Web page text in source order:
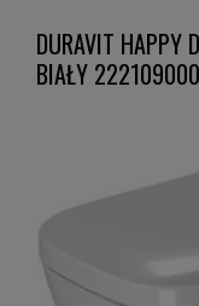
DURAVIT HAPPY
BIAŁY